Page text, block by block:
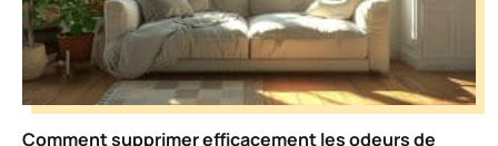
Comment supprimer efficacement les odeurs de